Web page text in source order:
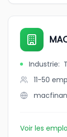
Industrie:
11-50
Voir les